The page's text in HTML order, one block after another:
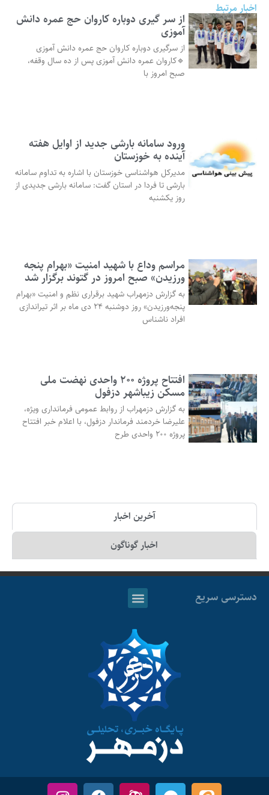
اخبار مرتبط
از سر گیری دوباره کاروان حج عمره دانش
آموزی
از سرگیری دوباره کاروان حج عمره دانش آموزی
🔹کاروان عمره دانش آموزی پس از ده سال وقفه،
صبح امروز با
ورود سامانه بارشی جدید از اوایل هفته
آینده به خوزستان
مدیرکل هواشناسی خوزستان با اشاره به تداوم سامانه
بارشی تا فردا در استان گفت: سامانه بارشی جدیدی از
روز یکشنبه
مراسم وداع با شهید امنیت «بهرام پنجه
ورزیدن» صبح امروز در گتوند برگزار شد
به گزارش دزمهراب شهید برقراری نظم و امنیت «بهرام
پنجه‌ورزیدن» روز دوشنبه ۲۴ دی ماه بر اثر تیراندازی
افراد ناشناس
افتتاح پروژه ۲۰۰ واحدی نهضت ملی
مسکن زیباشهر دزفول
به گزارش دزمهراب از روابط عمومی فرمانداری ویژه،
علیرضا خردمند فرماندار دزفول، با اعلام خبر افتتاح
پروژه ۲۰۰ واحدی طرح
آخرین اخبار
اخبار گوناگون
دسترسی سریع